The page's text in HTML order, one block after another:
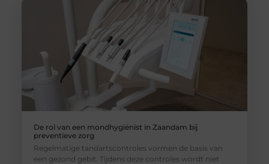
De rol van een mondhygiënist in Zaandam bij
preventieve zorg
Regelmatige tandartscontroles vormen de basis van
een gezond gebit. Tijdens deze controles wordt niet